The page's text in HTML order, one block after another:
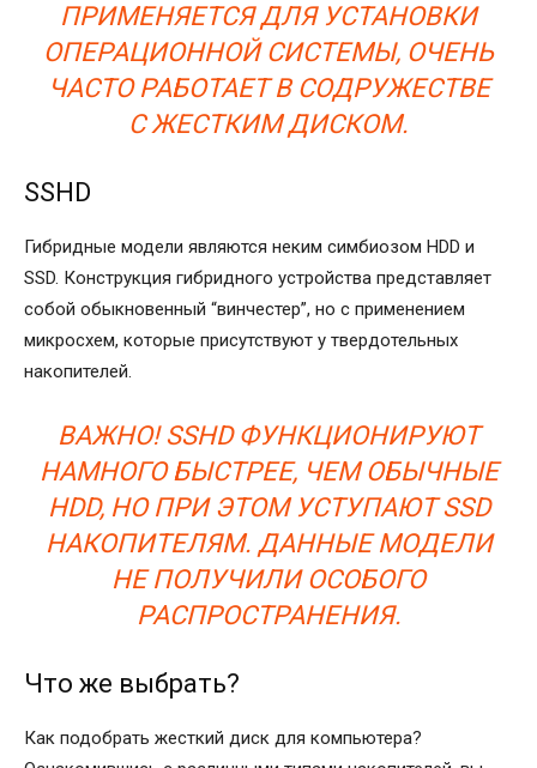
ПРИМЕНЯЕТСЯ ДЛЯ УСТАНОВКИ
ОПЕРАЦИОННОЙ СИСТЕМЫ, ОЧЕНЬ
ЧАСТО РАБОТАЕТ В СОДРУЖЕСТВЕ
С ЖЕСТКИМ ДИСКОМ.
SSHD
Гибридные модели являются неким симбиозом HDD и
SSD. Конструкция гибридного устройства представляет
собой обыкновенный “винчестер”, но с применением
микросхем, которые присутствуют у твердотельных
накопителей.
ВАЖНО! SSHD ФУНКЦИОНИРУЮТ
НАМНОГО БЫСТРЕЕ, ЧЕМ ОБЫЧНЫЕ
HDD, НО ПРИ ЭТОМ УСТУПАЮТ SSD
НАКОПИТЕЛЯМ. ДАННЫЕ МОДЕЛИ
НЕ ПОЛУЧИЛИ ОСОБОГО
РАСПРОСТРАНЕНИЯ.
Что же выбрать?
Как подобрать жесткий диск для компьютера?